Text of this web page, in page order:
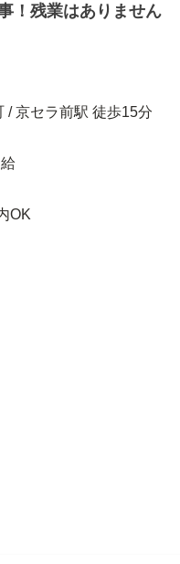
！残業はありません
/ 京セラ前駅 徒歩15分
OK